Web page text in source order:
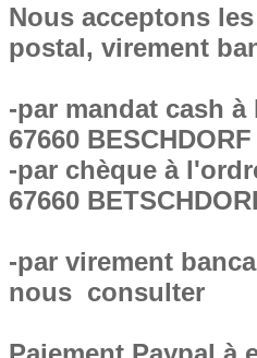
Nous acceptons
postal, virement
-par mandat cash
67660 BESCHDORF
-par chèque à
67660
-par virement
nous consulter